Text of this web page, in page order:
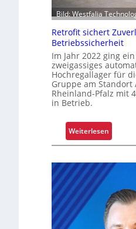
l
e
n
i
r
u
n
g
u
a
s
e
n
m
o
d
Bild: Westfalia
Retrofit sichert
Betriebssicherheit
Im Jahr 2022 ging
zweigassiges
Hochregallager für
Gruppe am Standort
Rheinland-Pfalz mit
in Betrieb.
Weiterlesen
R
t
o
f
i